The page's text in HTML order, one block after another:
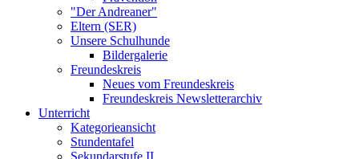
"Der Andreaner"
Eltern (SER)
Unsere Schulhunde
Bildergalerie
Freundeskreis
Neues vom Freundeskreis
Freundeskreis Newsletterarchiv
Unterricht
Kategorieansicht
Stundentafel